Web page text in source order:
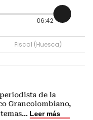
06:42
Fiscal (Huesca)
de la
Grancolombiano,
... Leer más